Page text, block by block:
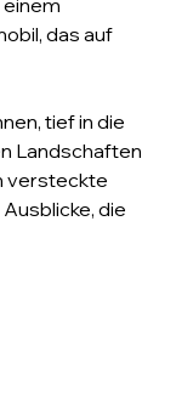
einem
das auf
tief in die
Landschaften
versteckte
die